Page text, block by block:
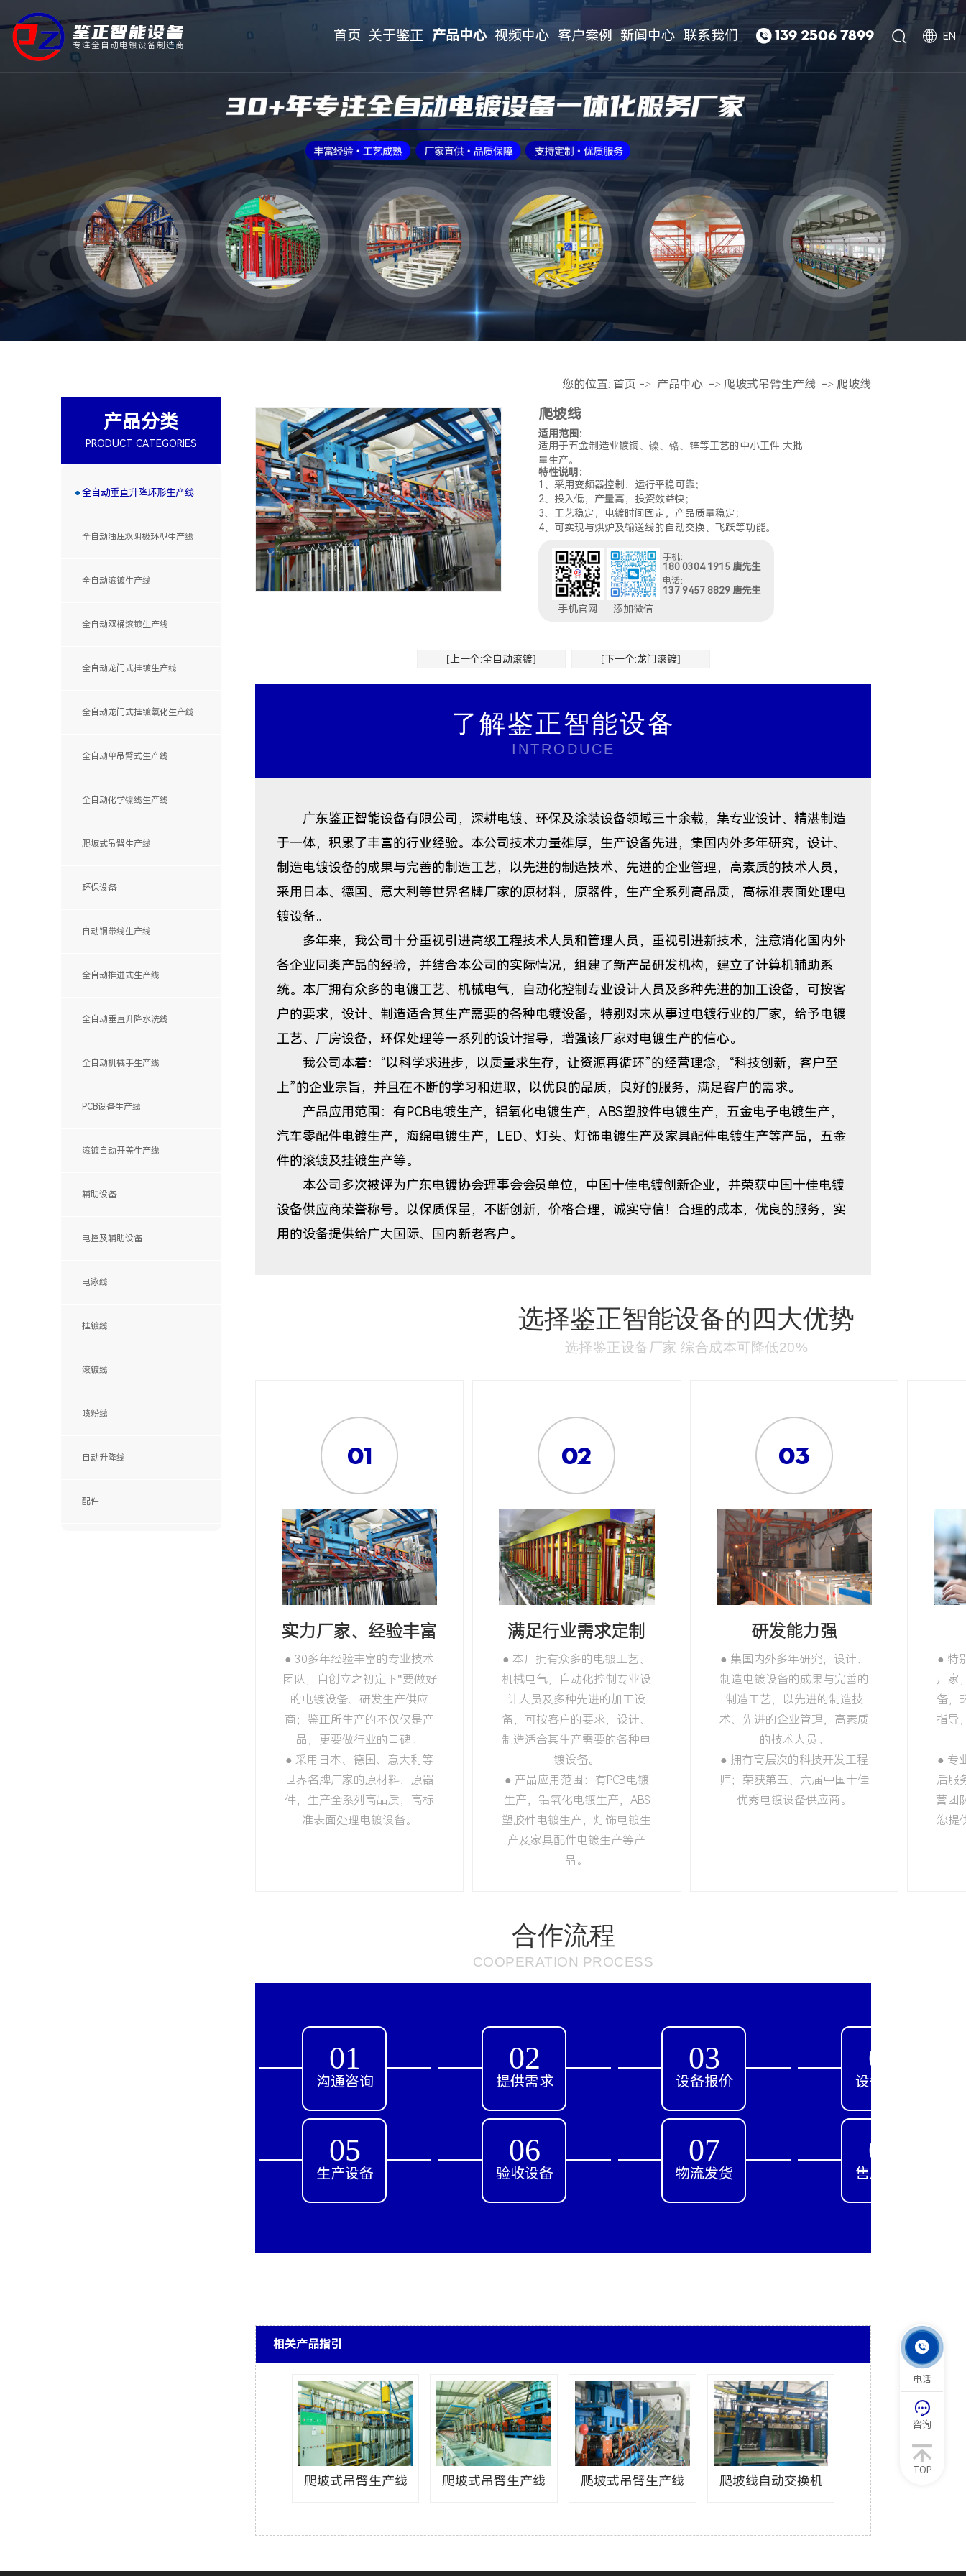
鉴正智能设备
专注全自动电镀设备制造商
首页 关于鉴正 产品中心 视频中心 客户案例 新闻中心 联系我们  139 2506 7899   EN
产品分类
PRODUCT CATEGORIES
全自动垂直升降环形生产线
全自动油压双阴极环型生产线
全自动滚镀生产线
全自动双桶滚镀生产线
全自动龙门式挂镀生产线
全自动龙门式挂镀氧化生产线
全自动单吊臂式生产线
全自动化学镍线生产线
爬坡式吊臂生产线
环保设备
自动钢带线生产线
全自动推进式生产线
全自动垂直升降水洗线
全自动机械手生产线
PCB设备生产线
滚镀自动开盖生产线
辅助设备
电控及辅助设备
电泳线
挂镀线
滚镀线
喷粉线
自动升降线
配件
您的位置: 首页 -> 产品中心 -> 爬坡式吊臂生产线 -> 爬坡线
爬坡线
适用范围：
适用于五金制造业镀铜、镍、铬、锌等工艺的中小工件 大批
量生产。
特性说明：
1、采用变频器控制，运行平稳可靠；
2、投入低，产量高，投资效益快；
3、工艺稳定，电镀时间固定，产品质量稳定；
4、可实现与烘炉及输送线的自动交换、飞跃等功能。
手机官网 添加微信
手机：
180 0304 1915 唐先生
电话：
137 9457 8829 唐先生
[上一个:全自动滚镀] [下一个:龙门滚镀]
了解鉴正智能设备
INTRODUCE
广东鉴正智能设备有限公司，深耕电镀、环保及涂装设备领域三十余载，集专业设计、精湛制造
于一体，积累了丰富的行业经验。本公司技术力量雄厚，生产设备先进，集国内外多年研究，设计、
制造电镀设备的成果与完善的制造工艺，以先进的制造技术、先进的企业管理，高素质的技术人员，
采用日本、德国、意大利等世界名牌厂家的原材料，原器件，生产全系列高品质，高标准表面处理电
镀设备。
多年来，我公司十分重视引进高级工程技术人员和管理人员，重视引进新技术，注意消化国内外
各企业同类产品的经验，并结合本公司的实际情况，组建了新产品研发机构，建立了计算机辅助系
统。本厂拥有众多的电镀工艺、机械电气，自动化控制专业设计人员及多种先进的加工设备，可按客
户的要求，设计、制造适合其生产需要的各种电镀设备，特别对未从事过电镀行业的厂家，给予电镀
工艺、厂房设备，环保处理等一系列的设计指导，增强该厂家对电镀生产的信心。
我公司本着：“以科学求进步，以质量求生存，让资源再循环”的经营理念，“科技创新，客户至
上”的企业宗旨，并且在不断的学习和进取，以优良的品质，良好的服务，满足客户的需求。
产品应用范围：有PCB电镀生产，铝氧化电镀生产，ABS塑胶件电镀生产，五金电子电镀生产，
汽车零配件电镀生产，海绵电镀生产，LED、灯头、灯饰电镀生产及家具配件电镀生产等产品，五金
件的滚镀及挂镀生产等。
本公司多次被评为广东电镀协会理事会会员单位，中国十佳电镀创新企业，并荣获中国十佳电镀
设备供应商荣誉称号。以保质保量，不断创新，价格合理，诚实守信！合理的成本，优良的服务，实
用的设备提供给广大国际、国内新老客户。
选择鉴正智能设备的四大优势
选择鉴正设备厂家 综合成本可降低20%
01
实力厂家、经验丰富
● 30多年经验丰富的专业技术
团队；自创立之初定下"要做好
的电镀设备、研发生产供应
商；鉴正所生产的不仅仅是产
品，更要做行业的口碑。
● 采用日本、德国、意大利等
世界名牌厂家的原材料，原器
件，生产全系列高品质，高标
准表面处理电镀设备。
02
满足行业需求定制
● 本厂拥有众多的电镀工艺、
机械电气，自动化控制专业设
计人员及多种先进的加工设
备，可按客户的要求，设计、
制造适合其生产需要的各种电
镀设备。
● 产品应用范围：有PCB电镀
生产，铝氧化电镀生产，ABS
塑胶件电镀生产，灯饰电镀生
产及家具配件电镀生产等产
品。
03
研发能力强
● 集国内外多年研究，设计、
制造电镀设备的成果与完善的
制造工艺，以先进的制造技
术、先进的企业管理，高素质
的技术人员。
● 拥有高层次的科技开发工程
师；荣获第五、六届中国十佳
优秀电镀设备供应商。
● 特
厂家
备，
指导
● 专
后服
营团
您提
合作流程
COOPERATION PROCESS
01
沟通咨询
02
提供需求
03
设备报价
04
设备确定
05
生产设备
06
验收设备
07
物流发货
08
售后服务
相关产品指引
爬坡式吊臂生产线 爬坡式吊臂生产线 爬坡式吊臂生产线 爬坡线自动交换机

电话

咨询
TOP